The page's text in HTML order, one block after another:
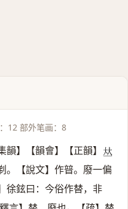
12 部外笔画：8
韻】【韻會】【正韻】 𠀤
。【說文】作暜。廢一偏
徐鉉曰：今俗作替，非